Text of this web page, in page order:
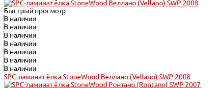
Быстрый просмотр
В наличии
В наличии
В наличии
В наличии
В наличии
В наличии
В наличии
SPC-ламинат ёлка StoneWood Веллано (Vellano) SWP 2008